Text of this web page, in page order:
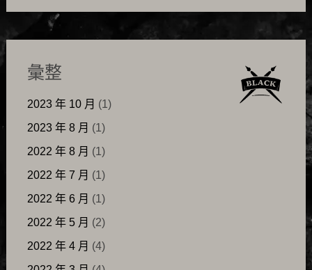
彙整
2023 年 10 月 (1)
2023 年 8 月 (1)
2022 年 8 月 (1)
2022 年 7 月 (1)
2022 年 6 月 (1)
2022 年 5 月 (2)
2022 年 4 月 (4)